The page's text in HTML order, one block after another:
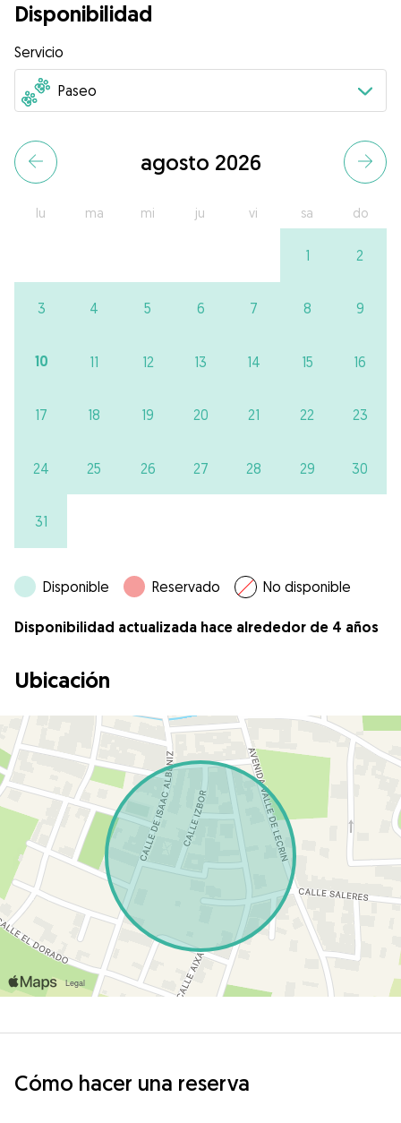
Disponibilidad
Servicio
agosto 2026
lu ma mi ju vi sa do
1 2
3 4 5 6 7 8 9
10 11 12 13 14 15 16
17 18 19 20 21 22 23
24 25 26 27 28 29 30
31
Disponible Reservado No disponible
Disponibilidad actualizada hace alrededor de 4 años
Ubicación
Cómo hacer una reserva